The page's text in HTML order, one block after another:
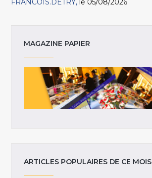
FRANCOIS.DETRY le 05/08/2026
MAGAZINE PAPIER
ARTICLES POPULAIRES DE CE MOIS